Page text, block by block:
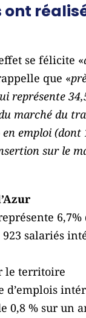
ont
se félicite «
que «
représente
marché du
emploi
sur le
salariés
le territoire
d’emplois
0,8 % sur un